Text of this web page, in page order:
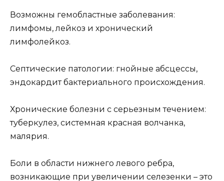
Возможны гемобластные заболевания:
лимфомы, лейкоз и хронический
лимфолейкоз.
Септические патологии: гнойные абсцессы,
эндокардит бактериального происхождения.
Хронические болезни с серьезным течением:
туберкулез, системная красная волчанка,
малярия.
Боли в области нижнего левого ребра,
возникающие при увеличении селезенки – это